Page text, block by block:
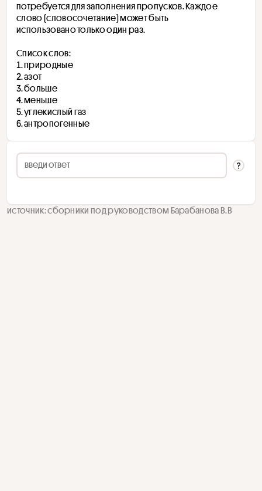
потребуется для заполнения пропусков. Каждое
слово (словосочетание) может быть
использовано только один раз.
Список слов:
природные
азот
больше
меньше
углекислый газ
антропогенные
источник: сборники под руководством Барабанова В.В